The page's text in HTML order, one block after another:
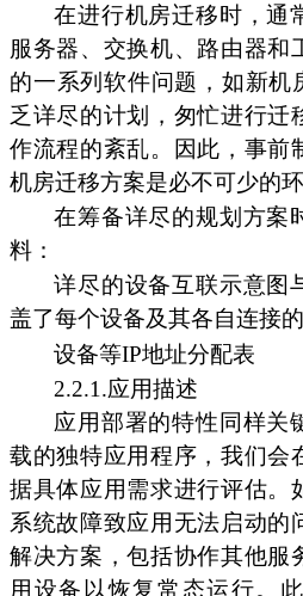
在进行机房迁移时，通
服务器、交换机、路由器和
的一系列软件问题，如新机
乏详尽的计划，匆忙进行迁
作流程的紊乱。因此，事前
机房迁移方案是必不可少的环
在筹备详尽的规划方案
料：
详尽的设备互联示意图
盖了每个设备及其各自连接
设备等IP地址分配表
2.2.1.应用描述
应用部署的特性同样关
载的独特应用程序，我们会
据具体应用需求进行评估。
系统故障致应用无法启动的
解决方案，包括协作其他服
用设备以恢复常态运行。